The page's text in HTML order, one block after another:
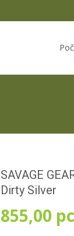
SAVAGE
Dirty Silver
855,00